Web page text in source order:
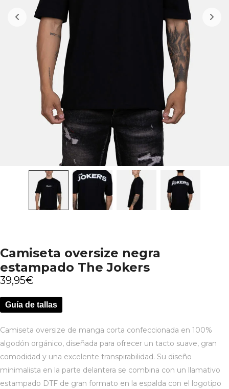
Camiseta oversize negra
estampado The Jokers
39,95€
Guía de tallas
Camiseta oversize de manga corta confeccionada en 100%
algodón orgánico, diseñada para ofrecer un tacto suave, gran
comodidad y una excelente transpirabilidad. Su diseño
minimalista en la parte delantera se combina con un llamativo
estampado DTF de gran formato en la espalda con el logotipo